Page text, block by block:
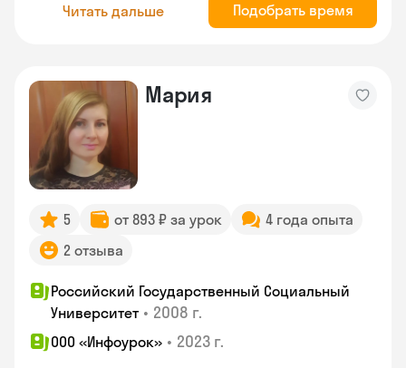
Читать дальше Подобрать время
Мария
5 от 893 ₽ за урок
4 года опыта
2 отзыва
Российский Государственный Социальный
Университет • 2008 г.
ООО «Инфоурок» • 2023 г.